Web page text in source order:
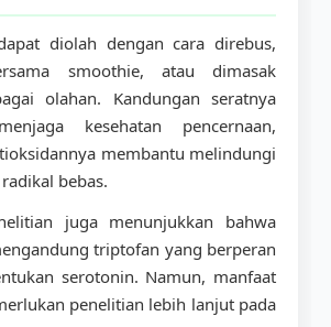
diolah dengan cara direbus,
smoothie, atau dimasak
olahan. Kandungan seratnya
kesehatan pencernaan,
membantu melindungi
bebas.
juga menunjukkan bahwa
triptofan yang berperan
serotonin. Namun, manfaat
penelitian lebih lanjut pada